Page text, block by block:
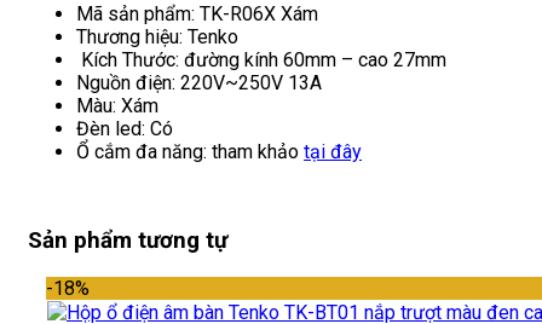
Mã sản phẩm: TK-R06X Xám
Thương hiệu: Tenko
Kích Thước: đường kính 60mm – cao 27mm
Nguồn điện: 220V~250V 13A
Màu: Xám
Đèn led: Có
Ổ cắm đa năng: tham khảo tại đây
Sản phẩm tương tự
-18%